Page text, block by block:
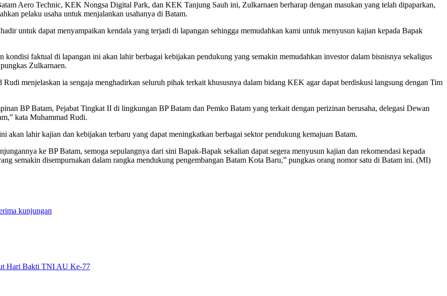
Aero Technic, KEK Nongsa Digital Park, dan KEK Tanjung Sauh ini, Zulkarnaen berharap dengan masukan yang telah dipaparkan,
pelaku usaha untuk menjalankan usahanya di Batam.
untuk dapat menyampaikan kendala yang terjadi di lapangan sehingga memudahkan kami untuk menyusun kajian kepada Bapak
kondisi faktual di lapangan ini akan lahir berbagai kebijakan pendukung yang semakin memudahkan investor dalam bisnisnya sekaligus
Zulkarnaen.
menjelaskan ia sengaja menghadirkan seluruh pihak terkait khususnya dalam bidang KEK agar dapat berdiskusi langsung dengan Tim
BP Batam, Pejabat Tingkat II di lingkungan BP Batam dan Pemko Batam yang terkait dengan perizinan berusaha, delegasi Dewan
kata Muhammad Rudi.
akan lahir kajian dan kebijakan terbaru yang dapat meningkatkan berbagai sektor pendukung kemajuan Batam.
ke BP Batam, semoga sepulangnya dari sini Bapak-Bapak sekalian dapat segera menyusun kajian dan rekomendasi kepada
semakin disempurnakan dalam rangka mendukung pengembangan Batam Kota Baru,” pungkas orang nomor satu di Batam ini. (MI)
kunjungan
Hari Bakti TNI AU Ke-77